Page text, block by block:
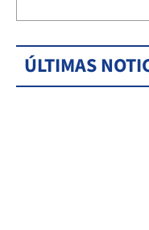
ÚLTIMAS